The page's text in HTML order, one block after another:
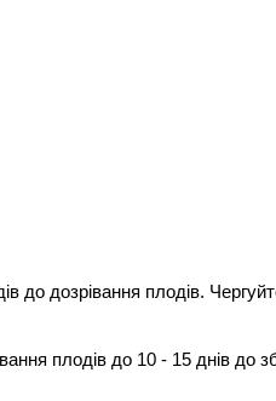
до дозрівання плодів.
плодів до 10 - 15 днів до